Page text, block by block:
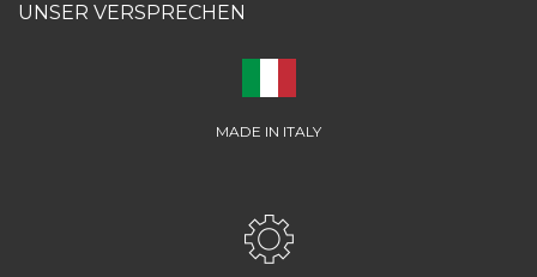
UNSER VERSPRECHEN
MADE IN ITALY